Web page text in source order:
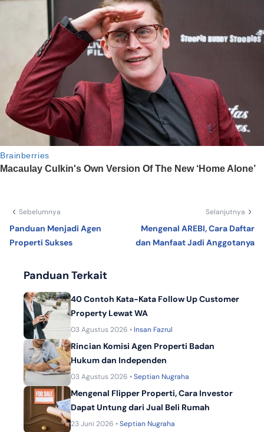
Sebelumnya
Panduan Menjadi Agen
Properti Sukses
Selanjutnya
Mengenal AREBI, Cara Daftar
dan Manfaat Jadi Anggotanya
Panduan Terkait
40 Contoh Kata-Kata Follow Up Customer
Property Lewat WA
03 Agustus 2026 • Insan Fazrul
Rincian Komisi Agen Properti Badan
Hukum dan Independen
03 Agustus 2026 •Septian Nugraha
Mengenal Flipper Properti, Cara Investor
Dapat Untung dari Jual Beli Rumah
23 Juni 2026 •Septian Nugraha